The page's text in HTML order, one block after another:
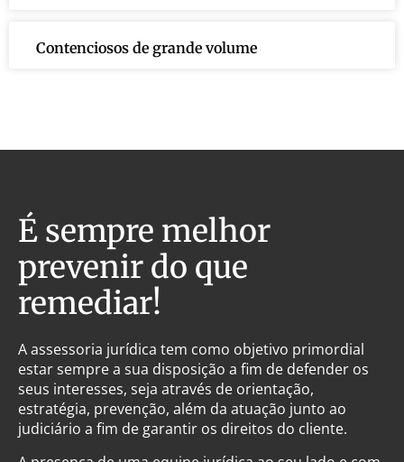
Contenciosos de grande volume
É sempre melhor
prevenir do que
remediar!
A assessoria jurídica tem como objetivo primordial
estar sempre a sua disposição a fim de defender os
seus interesses, seja através de orientação,
estratégia, prevenção, além da atuação junto ao
judiciário a fim de garantir os direitos do cliente.